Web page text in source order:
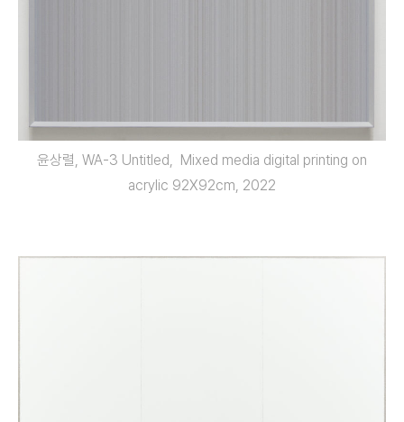
윤상렬, WA-3 Untitled, Mixed media digital printing on
acrylic 92X92cm, 2022